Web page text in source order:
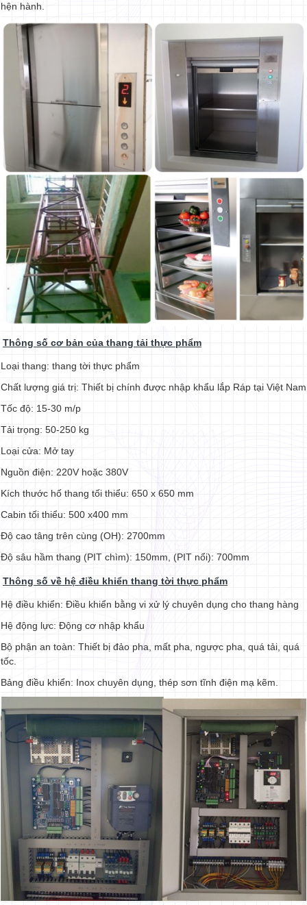
hện hành.
Thông số cơ bản của thang tải thực phẩm
Loại thang: thang tời thực phẩm
Chất lượng giá trị: Thiết bị chính được nhập khẩu lắp Ráp tại Việt Nam
Tốc độ: 15-30 m/p
Tải trọng: 50-250 kg
Loại cửa: Mở tay
Nguồn điện: 220V hoặc 380V
Kích thước hố thang tối thiểu: 650 x 650 mm
Cabin tối thiểu: 500 x400 mm
Độ cao tâng trên cùng (OH): 2700mm
Độ sâu hầm thang (PIT chìm): 150mm, (PIT nổi): 700mm
Thông số về hệ điều khiển thang tời thực phẩm
Hệ điều khiển: Điều khiển bằng vi xử lý chuyên dụng cho thang hàng
Hệ động lực: Động cơ nhập khẩu
Bộ phận an toàn: Thiết bị đảo pha, mất pha, ngược pha, quá tải, quá
tốc.
Bảng điều khiển: Inox chuyên dụng, thép sơn tĩnh điện mạ kẽm.